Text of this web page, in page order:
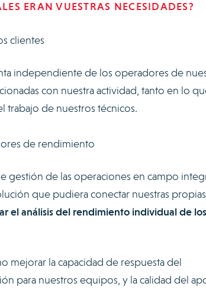
ERAN VUESTRAS NECESIDADES?
clientes
independiente de los operadores de
con nuestra actividad, tanto en lo
trabajo de nuestros técnicos.
de rendimiento
gestión de las operaciones en campo
que pudiera conectar nuestras propias
el análisis del rendimiento individual de los
mejorar la capacidad de respuesta del
para nuestros equipos, y la calidad del